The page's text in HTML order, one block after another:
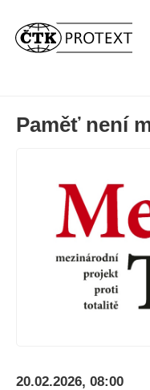
Paměť není
20.02.2026, 08:00